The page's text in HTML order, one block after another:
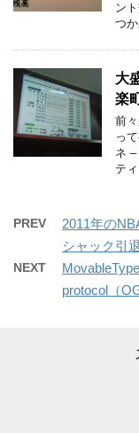
ン
つ
大
楽
前
っ
ネ
テ
PREV
2011年の
シャック引
NEXT
protocol（